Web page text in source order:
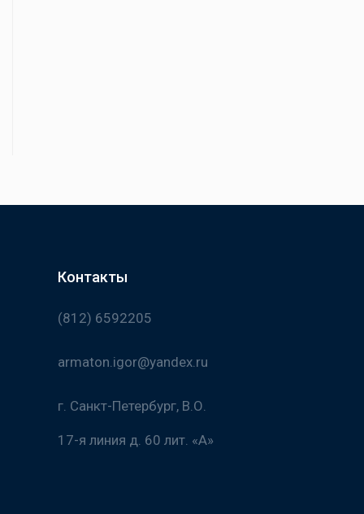
Контакты
(812) 6592205
armaton.igor@yandex.ru
г. Санкт-Петербург, В.О.
17-я линия д. 60 лит. «А»